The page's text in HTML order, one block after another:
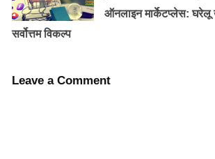
ऐसे करें आँखों की देखभाल:
लगातार देखने की कोशिश न करें और बीच-बीच
ऑनलाइन मार्केटप्लेस: घरेलू
सर्वोत्तम विकल्प
Leave a Comment